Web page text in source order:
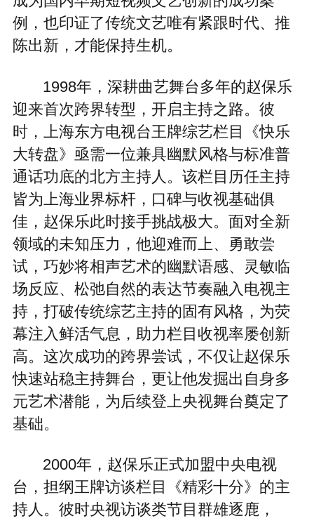
例，也印证了传统文艺唯有紧跟时代、推
陈出新，才能保持生机。
1998年，深耕曲艺舞台多年的赵保乐
迎来首次跨界转型，开启主持之路。彼
时，上海东方电视台王牌综艺栏目《快乐
大转盘》亟需一位兼具幽默风格与标准普
通话功底的北方主持人。该栏目历任主持
皆为上海业界标杆，口碑与收视基础俱
佳，赵保乐此时接手挑战极大。面对全新
领域的未知压力，他迎难而上、勇敢尝
试，巧妙将相声艺术的幽默语感、灵敏临
场反应、松弛自然的表达节奏融入电视主
持，打破传统综艺主持的固有风格，为荧
幕注入鲜活气息，助力栏目收视率屡创新
高。这次成功的跨界尝试，不仅让赵保乐
快速站稳主持舞台，更让他发掘出自身多
元艺术潜能，为后续登上央视舞台奠定了
基础。
2000年，赵保乐正式加盟中央电视
台，担纲王牌访谈栏目《精彩十分》的主
持人。彼时央视访谈类节目群雄逐鹿，